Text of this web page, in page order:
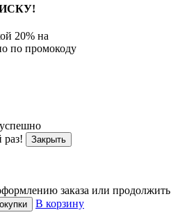
20% на
по промокоду
Закрыть
заказа или продолжить
В корзину